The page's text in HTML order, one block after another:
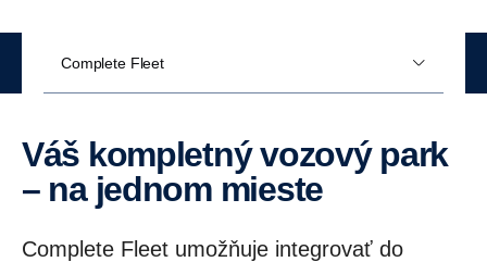
Complete Fleet
Váš kompletný vozový park
– na jednom mieste
Complete Fleet umožňuje integrovať do